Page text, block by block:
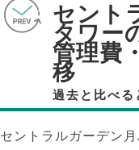
セント
タワー
管理費
移
過去と比べる
セントラルガーデン